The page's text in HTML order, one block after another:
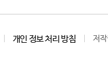
개인 정보 처리 방침 저